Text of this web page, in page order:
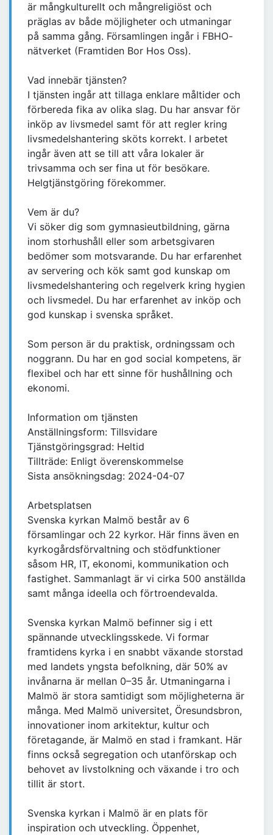
är mångkulturellt och mångreligiöst och
präglas av både möjligheter och utmaningar
på samma gång. Församlingen ingår i FBHO-
nätverket (Framtiden Bor Hos Oss).
Vad innebär tjänsten?
I tjänsten ingår att tillaga enklare måltider och
förbereda fika av olika slag. Du har ansvar för
inköp av livsmedel samt för att regler kring
livsmedelshantering sköts korrekt. I arbetet
ingår även att se till att våra lokaler är
trivsamma och ser fina ut för besökare.
Helgtjänstgöring förekommer.
Vem är du?
Vi söker dig som gymnasieutbildning, gärna
inom storhushåll eller som arbetsgivaren
bedömer som motsvarande. Du har erfarenhet
av servering och kök samt god kunskap om
livsmedelshantering och regelverk kring hygien
och livsmedel. Du har erfarenhet av inköp och
god kunskap i svenska språket.
Som person är du praktisk, ordningssam och
noggrann. Du har en god social kompetens, är
flexibel och har ett sinne för hushållning och
ekonomi.
Information om tjänsten
Anställningsform: Tillsvidare
Tjänstgöringsgrad: Heltid
Tillträde: Enligt överenskommelse
Sista ansökningsdag: 2024-04-07
Arbetsplatsen
Svenska kyrkan Malmö består av 6
församlingar och 22 kyrkor. Här finns även en
kyrkogårdsförvaltning och stödfunktioner
såsom HR, IT, ekonomi, kommunikation och
fastighet. Sammanlagt är vi cirka 500 anställda
samt många ideella och förtroendevalda.
Svenska kyrkan Malmö befinner sig i ett
spännande utvecklingsskede. Vi formar
framtidens kyrka i en snabbt växande storstad
med landets yngsta befolkning, där 50% av
invånarna är mellan 0–35 år. Utmaningarna i
Malmö är stora samtidigt som möjligheterna är
många. Med Malmö universitet, Öresundsbron,
innovationer inom arkitektur, kultur och
företagande, är Malmö en stad i framkant. Här
finns också segregation och utanförskap och
behovet av livstolkning och växande i tro och
tillit är stort.
Svenska kyrkan i Malmö är en plats för
inspiration och utveckling. Öppenhet,